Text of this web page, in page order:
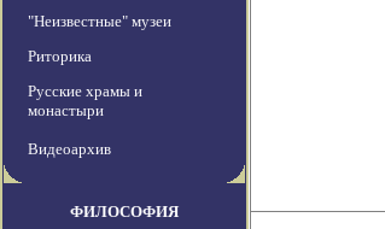
"Неизвестные" музеи
Риторика
Русские храмы и
монастыри
Видеоархив
ФИЛОСОФИЯ